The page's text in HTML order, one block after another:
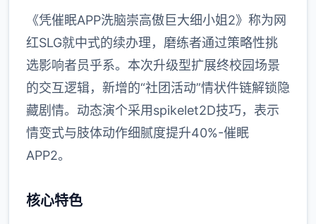
《凭催眠APP洗脑崇高傲巨大细小姐2》称为网
红SLG就中式的续办理，磨练者通过策略性挑
选影响者员乎系。本次升级型扩展终校园场景
的交互逻辑，新增的“社团活动”情状件链解锁隐
藏剧情。动态演个采用spikelet2D技巧，表示
情变式与肢体动作细腻度提升40%-催眠
APP2。
核心特色